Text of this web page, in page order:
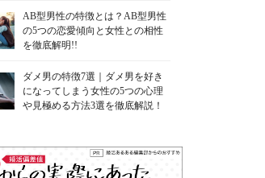
AB型男性の特徴とは？AB型男性
の5つの恋愛傾向と女性との相性
を徹底解明!!
ダメ男の特徴7選｜ダメ男を好き
になってしまう女性の5つの心理
や見極める方法3選を徹底解説！